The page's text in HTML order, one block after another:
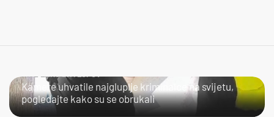
Kamere uhvatile najgluplje kriminalce na svijetu,
pogledajte kako su se obrukali